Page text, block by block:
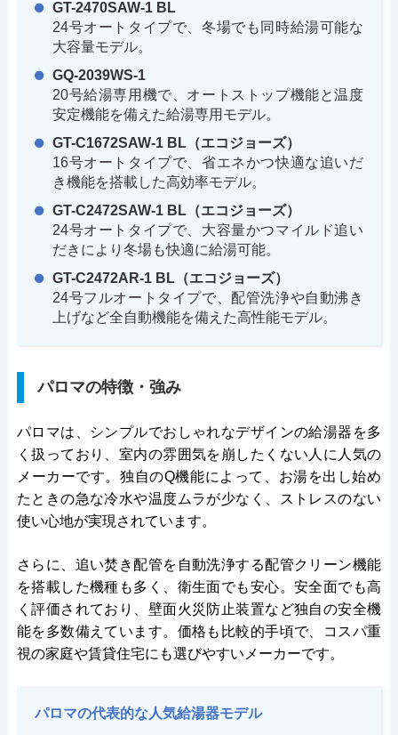
GT-2470SAW-1 BL
24号オートタイプで、冬場でも同時給湯可能な
大容量モデル。
GQ-2039WS-1
20号給湯専用機で、オートストップ機能と温度
安定機能を備えた給湯専用モデル。
GT-C1672SAW-1 BL（エコジョーズ）
16号オートタイプで、省エネかつ快適な追いだ
き機能を搭載した高効率モデル。
GT-C2472SAW-1 BL（エコジョーズ）
24号オートタイプで、大容量かつマイルド追い
だきにより冬場も快適に給湯可能。
GT-C2472AR-1 BL（エコジョーズ）
24号フルオートタイプで、配管洗浄や自動沸き
上げなど全自動機能を備えた高性能モデル。
パロマの特徴・強み
パロマは、シンプルでおしゃれなデザインの給湯器を多
く扱っており、室内の雰囲気を崩したくない人に人気の
メーカーです。独自のQ機能によって、お湯を出し始め
たときの急な冷水や温度ムラが少なく、ストレスのない
使い心地が実現されています。
さらに、追い焚き配管を自動洗浄する配管クリーン機能
を搭載した機種も多く、衛生面でも安心。安全面でも高
く評価されており、壁面火災防止装置など独自の安全機
能を多数備えています。価格も比較的手頃で、コスパ重
視の家庭や賃貸住宅にも選びやすいメーカーです。
パロマの代表的な人気給湯器モデル